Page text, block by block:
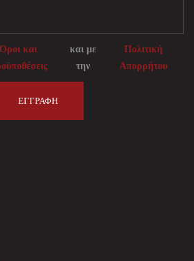
και
και με
την
Πολιτική
Απορρήτου
ΕΓΓΡΑΦΉ